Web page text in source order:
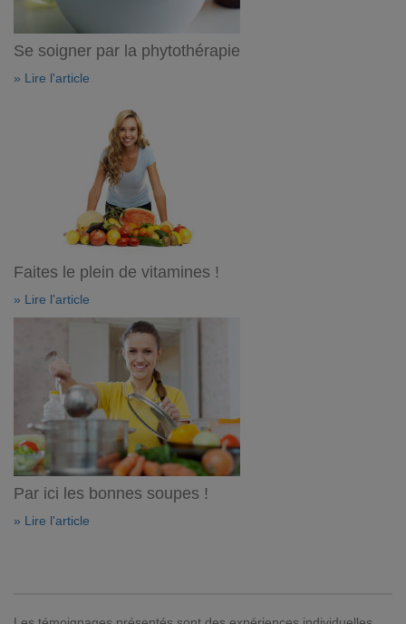
Se soigner par la phytothérapie
» Lire l'article
Faites le plein de vitamines !
» Lire l'article
Par ici les bonnes soupes !
» Lire l'article